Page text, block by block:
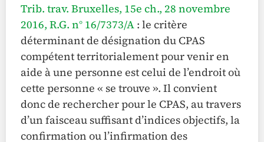
Trib. trav. Bruxelles, 15e ch., 28 novembre
2016, R.G. n° 16/7373/A : le critère
déterminant de désignation du CPAS
compétent territorialement pour venir en
aide à une personne est celui de l’endroit où
cette personne « se trouve ». Il convient
donc de rechercher pour le CPAS, au travers
d’un faisceau suffisant d’indices objectifs, la
confirmation ou l’infirmation des